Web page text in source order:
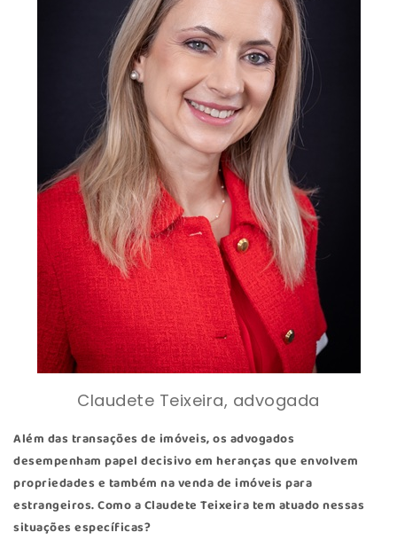
Claudete Teixeira, advogada
Além das transações de imóveis, os advogados
desempenham papel decisivo em heranças que envolvem
propriedades e também na venda de imóveis para
estrangeiros. Como a Claudete Teixeira tem atuado nessas
situações específicas?